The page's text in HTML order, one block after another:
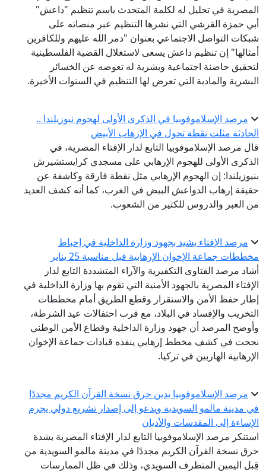
المصرية في تحليل له لكلمة المتحدث باسم تنظيم "داعش"
أبي حمزة القرشي التي نشرها التنظيم عبر منصاته على
شبكات التواصل الاجتماعي بعنوان "دمر الله عليهم وللكافرين
أمثالها" إن تنظيم داعش يسعى لاستغلال القضية الفلسطينية
لتحقيق حاضنة اجتماعية وبشرية له تعوضه عن الخسائر
البشرية والمادية التي تعرض لها التنظيم في السنوات الأخيرة.
مرصد الإسلاموفوبيا في الذكرى الأولى لهجوم نيوزيلندا ..
الحادثة مثلت نقطة تحول في الإرهاب الأبيض
قال مرصد الإسلاموفوبيا التابع لدار الإفتاء المصرية، في
الذكرى الأولى للهجوم الإرهابي على مسجدي كرايستشيرش
بنيوزيلندا: إن الهجوم الإرهابي مثل نقطة فارقة وكاشفة عن
حقيقة إرهاب الدواعش البيض في الغرب، كما أنه كشف العديد
من العبر والدروس للكثير من الشعوب.
مرصد الإفتاء يشيد بجهود وزارة الداخلية في إحباط
مخططات جماعة الإخوان الإرهابية قبل مناسبة 25 يناير
أشاد مرصد الفتاوى التكفيرية والآراء المتشددة التابع لدار
الإفتاء المصرية بالجهود الأمنية التي تقوم بها وزارة الداخلية في
إطار حفظ الأمن والاستقرار وقطع الطريق أمام مخططات
التخريب والإفساد في البلاد، مع قرب احتفالات عيد الشرطة،
وأوضح المرصد أن جهود وزارة الداخلية وقطاع الأمن الوطني
نجحت في كشف مخطط إرهابي ينفذه قيادات جماعة الإخوان
الإرهابية الهاربين في تركيا.
مرصد الإسلاموفوبيا يدين حرق نسخة القرآن الكريم مجددًا
في مدينة مالمو السويدية ويدعو إلى إصدار تشريع دولي يجرم
الإساءة إلى المقدسات والأديان
استنكر مرصد الإسلاموفوبيا التابع لدار الإفتاء المصرية بشدة
حرق نسخة القرآن الكريم مجددًا في مدينة مالمو السويدية من
قِبل اليمين المتطرف السويدي، وذلك في ظل الممارسات